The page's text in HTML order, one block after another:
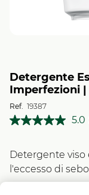
Detergente
Imperfezioni |
Ref. 19387
5.0
Detergente viso
l'eccesso di sebo